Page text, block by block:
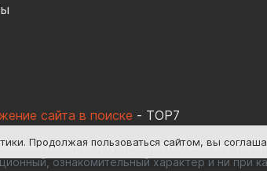
сайта в поиске - TOP7
на сайте информация по наличию
ознакомительный характер и ни при
. Продолжая пользоваться сайтом, вы